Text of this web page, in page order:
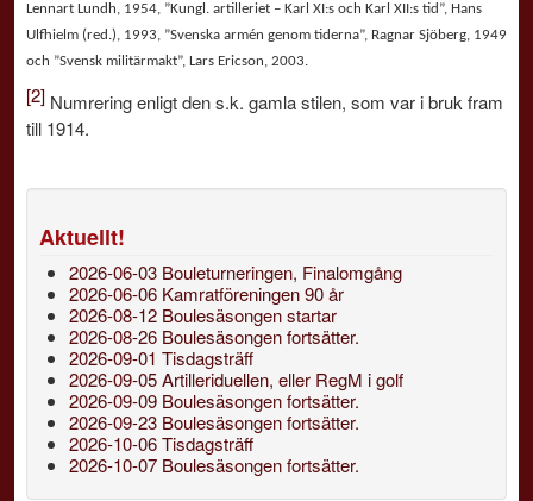
Lennart Lundh, 1954, ”Kungl. artilleriet – Karl XI:s och Karl XII:s tid”, Hans
Ulfhielm (red.), 1993, ”Svenska armén genom tiderna”, Ragnar Sjöberg, 1949
och ”Svensk militärmakt”, Lars Ericson, 2003.
[2] Numrering enligt den s.k. gamla stilen, som var i bruk fram
till 1914.
Aktuellt!
2026-06-03 Bouleturneringen, Finalomgång
2026-06-06 Kamratföreningen 90 år
2026-08-12 Boulesäsongen startar
2026-08-26 Boulesäsongen fortsätter.
2026-09-01 Tisdagsträff
2026-09-05 Artilleriduellen, eller RegM i golf
2026-09-09 Boulesäsongen fortsätter.
2026-09-23 Boulesäsongen fortsätter.
2026-10-06 Tisdagsträff
2026-10-07 Boulesäsongen fortsätter.